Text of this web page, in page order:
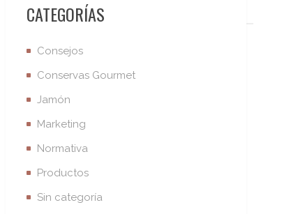
CATEGORÍAS
Consejos
Conservas Gourmet
Jamón
Marketing
Normativa
Productos
Sin categoría